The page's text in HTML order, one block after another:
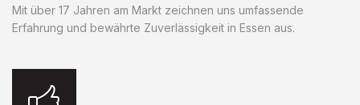
Mit über 17 Jahren am Markt zeichnen uns umfassende
Erfahrung und bewährte Zuverlässigkeit in Essen aus.